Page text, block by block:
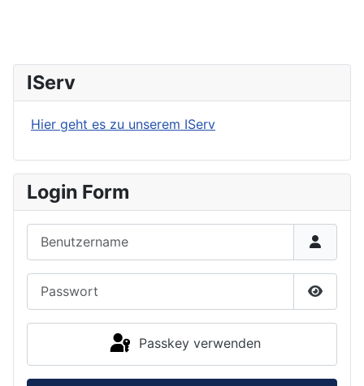
IServ
Hier geht es zu unserem IServ
Login Form
Passkey verwenden